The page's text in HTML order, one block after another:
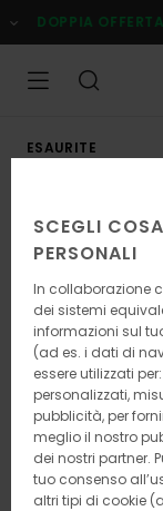
alle
informazioni
prodotto
DOPPIA OFFERTA
ESAURITE
SCEGLI
PERSONALI
In collaborazione
dei sistemi
informazioni sul
(ad es. i dati di
essere utilizzati
personalizzati,
pubblicità, per
meglio il nostro
dei nostri partner.
tuo consenso
altri tipi di cookie